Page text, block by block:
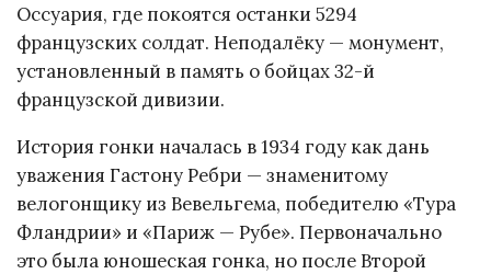
Оссуария, где покоятся останки 5294
французских солдат. Неподалёку — монумент,
установленный в память о бойцах 32-й
французской дивизии.
История гонки началась в 1934 году как дань
уважения Гастону Ребри — знаменитому
велогонщику из Вевельгема, победителю «Тура
Фландрии» и «Париж — Рубе». Первоначально
это была юношеская гонка, но после Второй